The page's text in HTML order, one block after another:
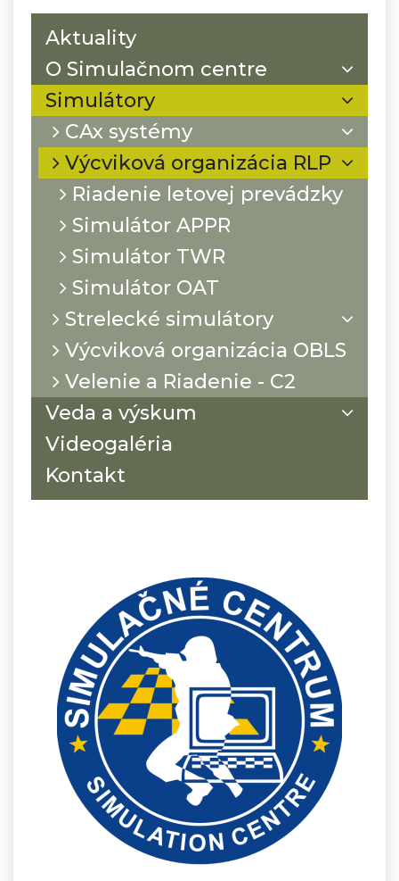
Aktuality
O Simulačnom centre
Simulátory
CAx systémy
Výcviková organizácia RLP
Riadenie letovej prevádzky
Simulátor APPR
Simulátor TWR
Simulátor OAT
Strelecké simulátory
Výcviková organizácia OBLS
Velenie a Riadenie - C2
Veda a výskum
Videogaléria
Kontakt